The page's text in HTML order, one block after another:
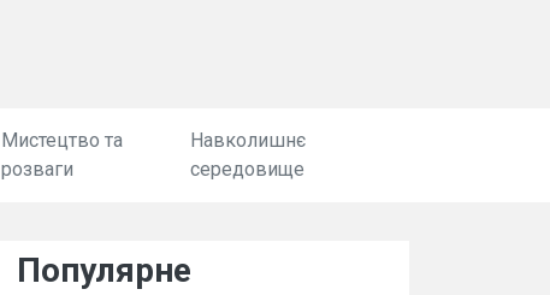
Мистецтво та
розваги
Навколишнє
середовище
Популярне